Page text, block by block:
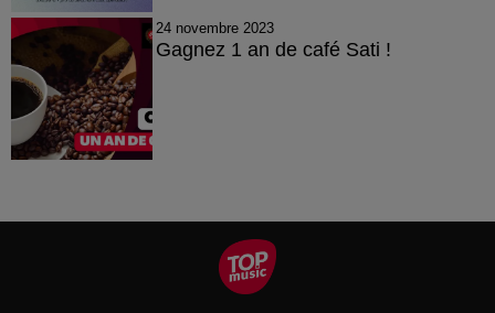
24 novembre 2023
Gagnez 1 an de café Sati !